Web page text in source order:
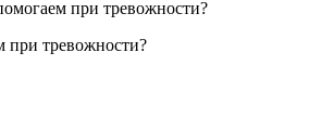
тревожности?